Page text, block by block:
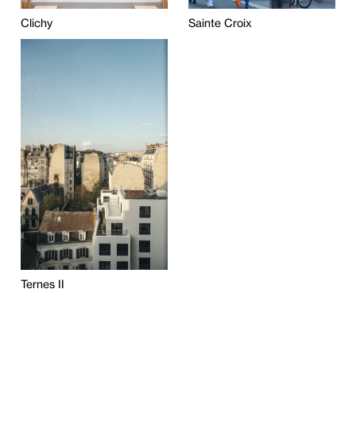
Clichy Sainte Croix
Ternes II